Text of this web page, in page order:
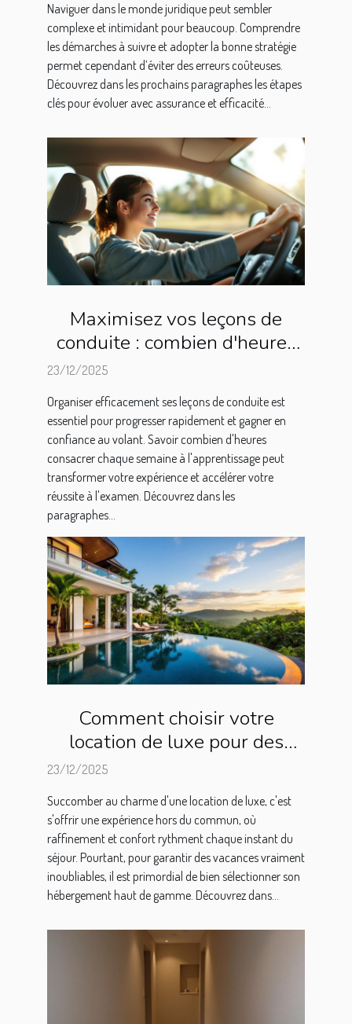
Naviguer dans le monde juridique peut sembler
complexe et intimidant pour beaucoup. Comprendre
les démarches à suivre et adopter la bonne stratégie
permet cependant d’éviter des erreurs coûteuses.
Découvrez dans les prochains paragraphes les étapes
clés pour évoluer avec assurance et efficacité...
Maximisez vos leçons de
conduite : combien d'heures
23/12/2025
Organiser efficacement ses leçons de conduite est
essentiel pour progresser rapidement et gagner en
confiance au volant. Savoir combien d'heures
consacrer chaque semaine à l'apprentissage peut
transformer votre expérience et accélérer votre
réussite à l'examen. Découvrez dans les
paragraphes...
Comment choisir votre
location de luxe pour des
vacances inoubliables ?
23/12/2025
Succomber au charme d'une location de luxe, c'est
s'offrir une expérience hors du commun, où
raffinement et confort rythment chaque instant du
séjour. Pourtant, pour garantir des vacances vraiment
inoubliables, il est primordial de bien sélectionner son
hébergement haut de gamme. Découvrez dans...